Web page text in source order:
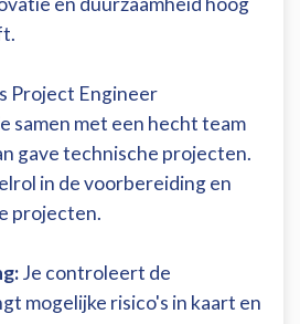
Project Engineer
samen met een hecht team
gave technische projecten.
in de voorbereiding en
projecten.
Je controleert de
mogelijke risico's in kaart en